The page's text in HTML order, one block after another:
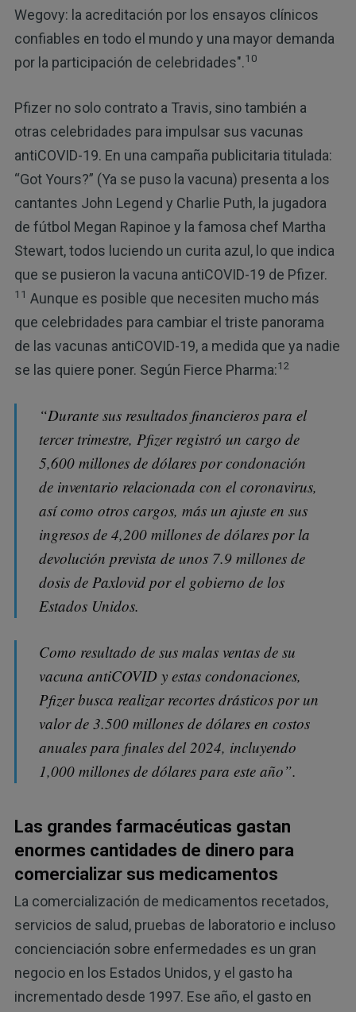
Wegovy: la acreditación por los ensayos clínicos
confiables en todo el mundo y una mayor demanda
por la participación de celebridades".10
Pfizer no solo contrato a Travis, sino también a
otras celebridades para impulsar sus vacunas
antiCOVID-19. En una campaña publicitaria titulada:
“Got Yours?” (Ya se puso la vacuna) presenta a los
cantantes John Legend y Charlie Puth, la jugadora
de fútbol Megan Rapinoe y la famosa chef Martha
Stewart, todos luciendo un curita azul, lo que indica
que se pusieron la vacuna antiCOVID-19 de Pfizer.
11 Aunque es posible que necesiten mucho más
que celebridades para cambiar el triste panorama
de las vacunas antiCOVID-19, a medida que ya nadie
se las quiere poner. Según Fierce Pharma:12
“Durante sus resultados financieros para el
tercer trimestre, Pfizer registró un cargo de
5,600 millones de dólares por condonación
de inventario relacionada con el coronavirus,
así como otros cargos, más un ajuste en sus
ingresos de 4,200 millones de dólares por la
devolución prevista de unos 7.9 millones de
dosis de Paxlovid por el gobierno de los
Estados Unidos.
Como resultado de sus malas ventas de su
vacuna antiCOVID y estas condonaciones,
Pfizer busca realizar recortes drásticos por un
valor de 3.500 millones de dólares en costos
anuales para finales del 2024, incluyendo
1,000 millones de dólares para este año”.
Las grandes farmacéuticas gastan
enormes cantidades de dinero para
comercializar sus medicamentos
La comercialización de medicamentos recetados,
servicios de salud, pruebas de laboratorio e incluso
concienciación sobre enfermedades es un gran
negocio en los Estados Unidos, y el gasto ha
incrementado desde 1997. Ese año, el gasto en